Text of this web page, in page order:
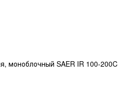
моноблочный SAER IR 100-200C